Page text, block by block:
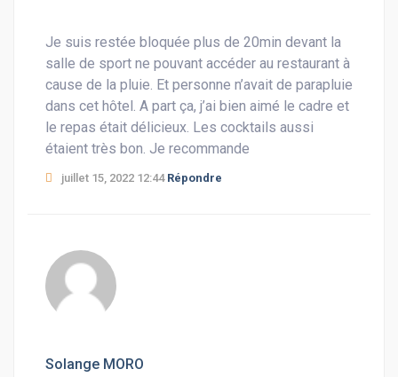
Je suis restée bloquée plus de 20min devant la
salle de sport ne pouvant accéder au restaurant à
cause de la pluie. Et personne n’avait de parapluie
dans cet hôtel. A part ça, j’ai bien aimé le cadre et
le repas était délicieux. Les cocktails aussi
étaient très bon. Je recommande
juillet 15, 2022 12:44 Répondre
Solange MORO